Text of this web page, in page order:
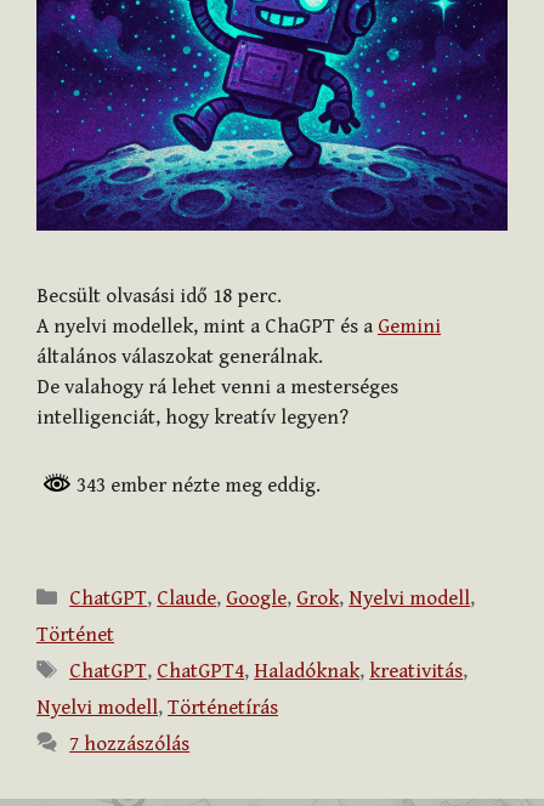
Becsült olvasási idő 18 perc.
A nyelvi modellek, mint a ChaGPT és a Gemini
általános válaszokat generálnak.
De valahogy rá lehet venni a mesterséges
intelligenciát, hogy kreatív legyen?
343 ember nézte meg eddig.
Kategória
ChatGPT, Claude, Google, Grok, Nyelvi modell,
Történet
Címkék
ChatGPT, ChatGPT4, Haladóknak, kreativitás,
Nyelvi modell, Történetírás
7 hozzászólás